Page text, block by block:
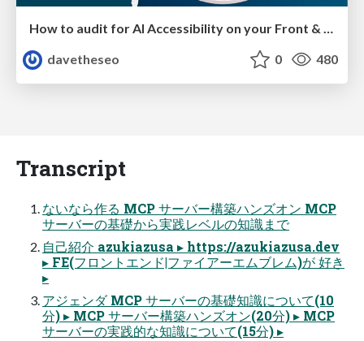
davetheseo
0 480
Transcript
ないなら作る MCP サーバー構築ハンズオン MCP
サーバーの基礎から実践レベルの知識まで
自己紹介 azukiazusa ▸ https://azukiazusa.dev
▸ FE(フロントエンド|ファイアーエムブレム)が 好き
▸
アジェンダ MCP サーバーの基礎知識について(10
分) ▸ MCP サーバー構築ハンズオン(20分) ▸ MCP
サーバーの実践的な知識について(15分) ▸